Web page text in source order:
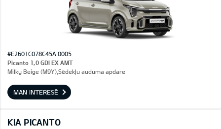
#E2601C078C45A 0005
Picanto 1,0 GDI EX AMT
Milky Beige (M9Y),Sēdekļu auduma apdare
MAN INTERESĒ
KIA PICANTO